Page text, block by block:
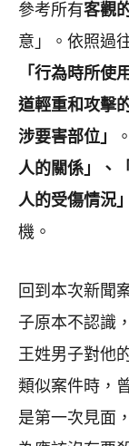
參考所有客觀
意」。依照過
「行為時所使
道輕重和攻擊
涉要害部位」
人的關係」、
人的受傷情況」
機。
回到本次新聞
子原本不認識
王姓男子對他
類似案件時，
是第一次見面